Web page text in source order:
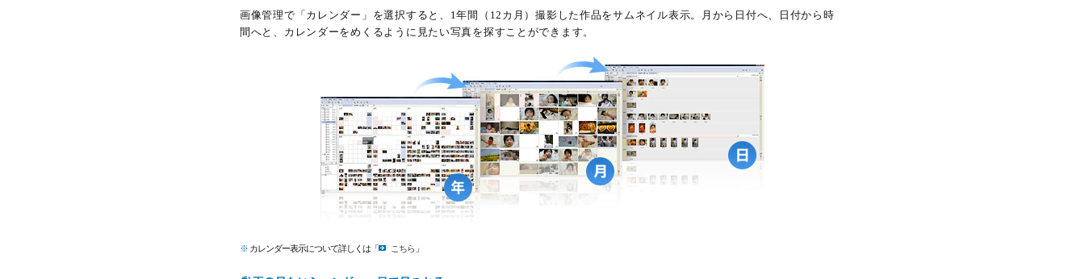
画像管理で「カレンダー」を選択すると、1年間（12カ月）撮影した作品をサムネイル表示。月から日付へ、日付から時
間へと、カレンダーをめくるように見たい写真を探すことができます。
※ カレンダー表示について詳しくは「 こちら 」